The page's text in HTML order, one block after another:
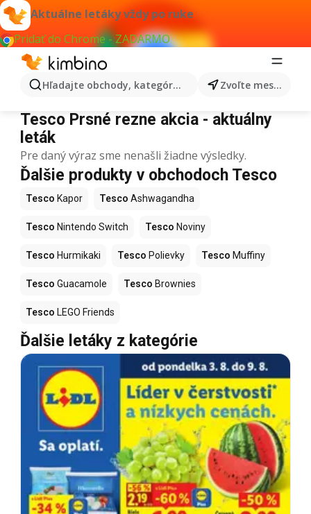
Aktuálne letáky vždy po ruke
Pridať do Chrome - ZADARMO
Hľadajte obchody, kategórie, produkty... Zvoľte mesto
Tesco Prsné rezne
Tesco Prsné rezne akcia - aktuálny
leták
Pre daný výraz sme nenašli žiadne výsledky.
Ďalšie produkty v obchodoch Tesco
Tesco Kapor Tesco Ashwagandha
Tesco Nintendo Switch Tesco Noviny
Tesco Hurmikaki Tesco Polievky Tesco Muffiny
Tesco Guacamole Tesco Brownies
Tesco LEGO Friends
Ďalšie letáky z kategórie